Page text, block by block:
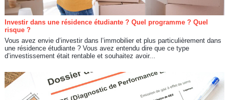
Investir dans une résidence étudiante ? Quel programme ? Quel
risque ?
Vous avez envie d’investir dans l’immobilier et plus particulièrement dans
une résidence étudiante ? Vous avez entendu dire que ce type
d’investissement était rentable et souhaitez avoir...